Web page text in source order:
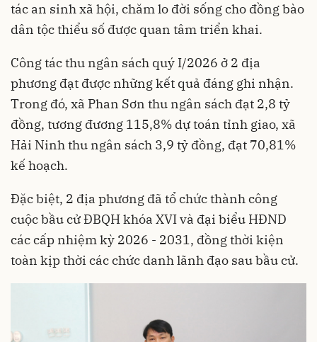
tác an sinh xã hội, chăm lo đời sống cho đồng bào
dân tộc thiểu số được quan tâm triển khai.
Công tác thu ngân sách quý I/2026 ở 2 địa
phương đạt được những kết quả đáng ghi nhận.
Trong đó, xã Phan Sơn thu ngân sách đạt 2,8 tỷ
đồng, tương đương 115,8% dự toán tỉnh giao, xã
Hải Ninh thu ngân sách 3,9 tỷ đồng, đạt 70,81%
kế hoạch.
Đặc biệt, 2 địa phương đã tổ chức thành công
cuộc bầu cử ĐBQH khóa XVI và đại biểu HĐND
các cấp nhiệm kỳ 2026 - 2031, đồng thời kiện
toàn kịp thời các chức danh lãnh đạo sau bầu cử.